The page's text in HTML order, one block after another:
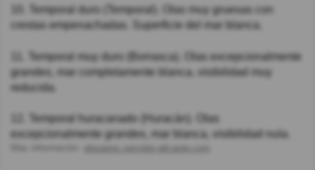
10. Temporal duro (Temporal). Olas muy gruesas con
crestas empenachadas. Superficie del mar blanca.
11. Temporal muy duro (Borrasca). Olas excepcionalmente
grandes, mar completamente blanca, visibilidad muy
reducida.
12. Temporal huracanado (Huracán). Olas
excepcionalmente grandes, mar blanca, visibilidad nula.